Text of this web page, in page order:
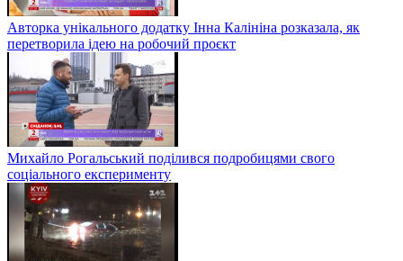
Авторка унікального додатку Інна Калініна розказала, як
перетворила ідею на робочий проєкт
Михайло Рогальський поділився подробицями свого
соціального експерименту